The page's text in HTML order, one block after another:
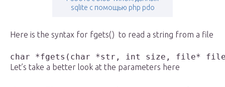
sqlite с помощью php pdo
Here is the syntax for fgets() to read a string from a file
char *fgets(char *str, int size, file*
Let’s take a better look at the parameters here